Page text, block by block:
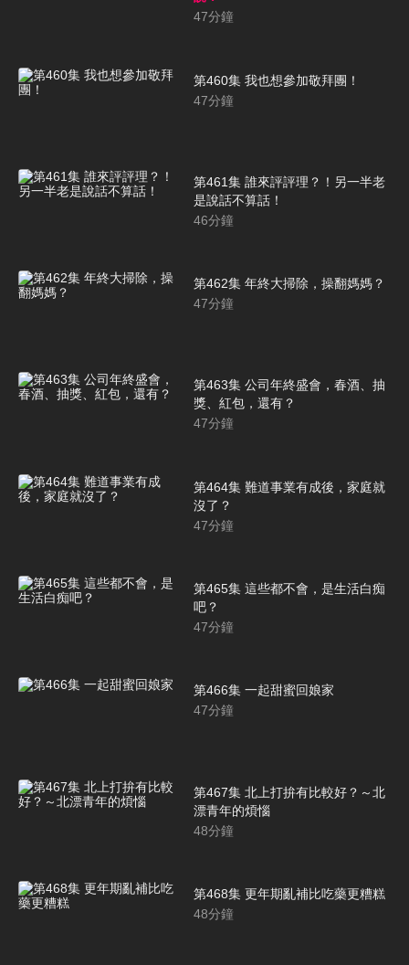
47分鐘
第460集 我也想參加敬拜團！
47分鐘
第461集 誰來評評理？！另一半老
是說話不算話！
46分鐘
第462集 年終大掃除，操翻媽媽？
47分鐘
第463集 公司年終盛會，春酒、抽
獎、紅包，還有？
47分鐘
第464集 難道事業有成後，家庭就
沒了？
47分鐘
第465集 這些都不會，是生活白痴
吧？
47分鐘
第466集 一起甜蜜回娘家
47分鐘
第467集 北上打拚有比較好？～北
漂青年的煩惱
48分鐘
第468集 更年期亂補比吃藥更糟糕
48分鐘